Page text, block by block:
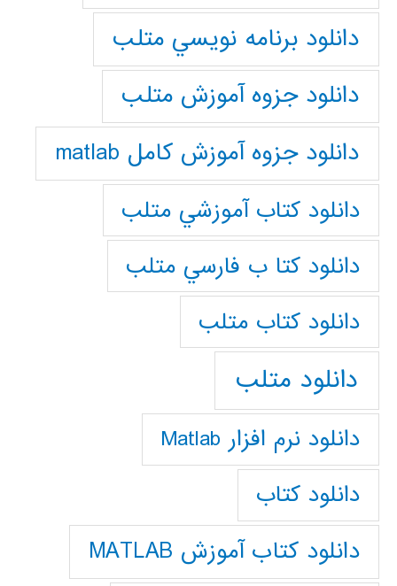
دانلود برنامه نويسي متلب
دانلود جزوه آموزش متلب
دانلود جزوه آموزش کامل matlab
دانلود كتاب آموزشي متلب
دانلود كتا ب فارسي متلب
دانلود كتاب متلب
دانلود متلب
دانلود نرم افزار Matlab
دانلود کتاب
دانلود کتاب آموزش MATLAB